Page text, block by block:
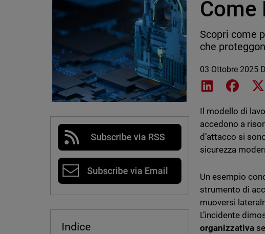
Subscribe via RSS
Subscribe via Email
Indice
Come
Scopri come
che
03 Ottobre 2025
Share on
Il modello di
accedono a
d’attacco si
sicurezza
Un esempio
strumento di
muoversi
L’incidente
organizzativa